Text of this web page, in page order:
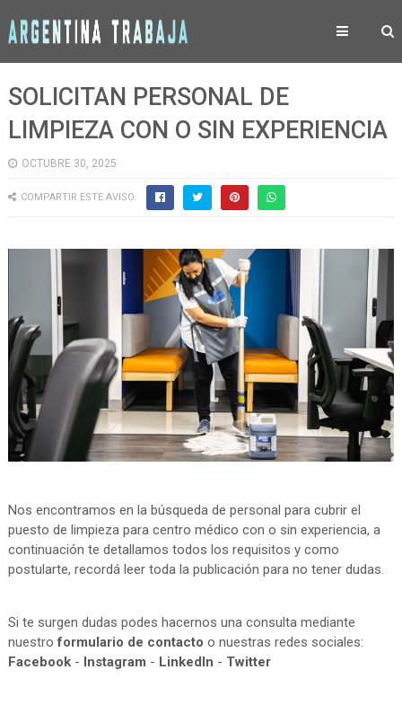
SOLICITAN PERSONAL DE
LIMPIEZA CON O SIN EXPERIENCIA
OCTUBRE 30, 2025
COMPARTIR ESTE AVISO:
Nos encontramos en la búsqueda de personal para cubrir el
puesto de limpieza para centro médico con o sin experiencia, a
continuación te detallamos todos los requisitos y como
postularte, recordá leer toda la publicación para no tener dudas.
Si te surgen dudas podes hacernos una consulta mediante
nuestroformulario de contacto o nuestras redes sociales:
Facebook- Instagram - LinkedIn - Twitter